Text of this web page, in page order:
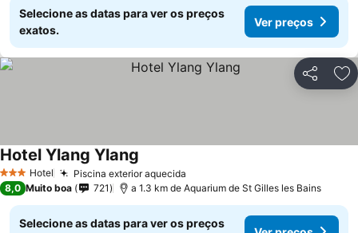
Selecione as datas para ver os preços
exatos.
Ver preços
Partilhar
3 EstrelasHotel Piscina exterior aquecida
Hotel Ylang Ylang
8,0 Muito boa 721 a 1.3 km de Aquarium de St Gilles les Bains
Selecione as datas para ver os preços